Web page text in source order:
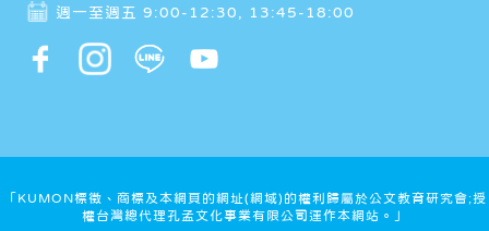
週一至週五 9:00-12:30, 13:45-18:00
「KUMON標徵、商標及本網頁的網址(網域)的權利歸屬於公文教育研究會;授
權台灣總代理孔孟文化事業有限公司運作本網站。」